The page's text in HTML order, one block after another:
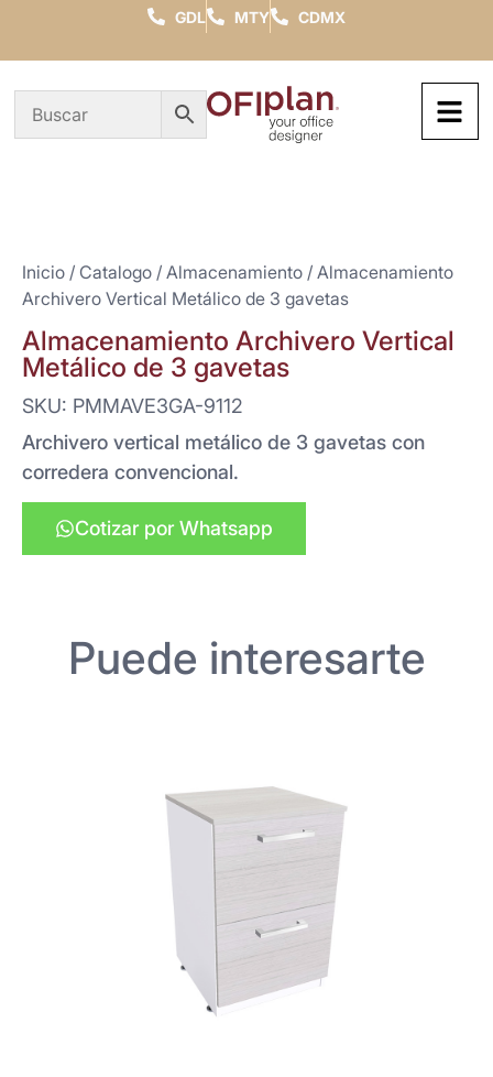
GDL MTY CDMX
Inicio / Catalogo / Almacenamiento / Almacenamiento
Archivero Vertical Metálico de 3 gavetas
Almacenamiento Archivero Vertical
Metálico de 3 gavetas
SKU: PMMAVE3GA-9112
Archivero vertical metálico de 3 gavetas con
corredera convencional.
Cotizar por Whatsapp
Puede interesarte